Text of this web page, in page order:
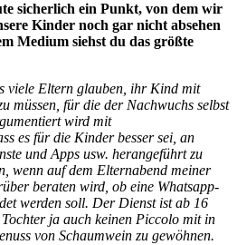
sicherlich ein Punkt, von dem wir
Kinder noch gar nicht absehen
Medium siehst du das größte
viele Eltern glauben, ihr Kind mit
müssen, für die der Nachwuchs selbst
wird mit
es für die Kinder besser sei, an
und Apps usw. herangeführt zu
wenn auf dem Elternabend meiner
beraten wird, ob eine Whatsapp-
werden soll. Der Dienst ist ab 16
ja auch keinen Piccolo mit in
von Schaumwein zu gewöhnen.